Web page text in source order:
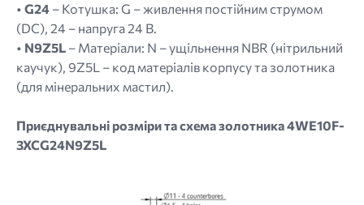
• G24 – Котушка: G – живлення постійним струмом
(DC), 24 – напруга 24 В.
• N9Z5L – Матеріали: N – ущільнення NBR (нітрильний
каучук), 9Z5L – код матеріалів корпусу та золотника
(для мінеральних мастил).
Приєднувальні розміри та схема золотника 4WE10F-
3XCG24N9Z5L